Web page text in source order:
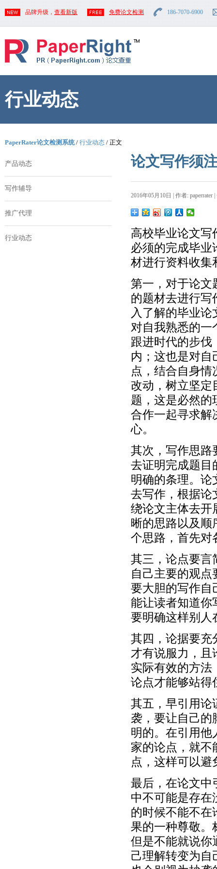
品牌升级， 查看新版 免费论文检测 186-7070-6900
行业动态
PaperRater论文检测系统/ 行业动态 / 正文
产品动态
写作辅导
推广代理
行业动态
论文写作须
2016年05月10日 | 作者: paperrater
高校毕业论文写
必须的完成毕业
材进行资料收集
第一，对于论文
的题材去进行写
入了解的毕业
对自我熟悉的一
跟进时代的步伐
内；这也是对
点，结合自身
改动，树立坚定
题，这是必然的
合作一起寻求解
心。
其次，写作思路
去证明完成题目
明确的条理。论
去写作，根据论
绕论文主体去开
晰的思路以及顺
个思路，首先对
其三，论点要言
自己主要的观
要大胆的写作自
能让读者知道你
要明确这样别人
其四，论据要充
才有说服力，且
实际有效的方法
论点才能够站得
其五，早引用论
袭，要让自己的
明的。在引用他
家的论点，就不
点，这样可以
最后，在论文中
中不可能是存在
的时候不能不在
果的一种尊敬。
但是不能就说你
己理解转变为自